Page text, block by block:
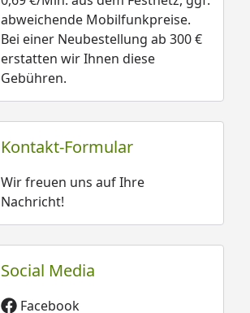
abweichende Mobilfunkpreise.
Bei einer Neubestellung ab 300 €
erstatten wir Ihnen diese
Gebühren.
Kontakt-Formular
Wir freuen uns auf Ihre
Nachricht!
Social Media
Facebook